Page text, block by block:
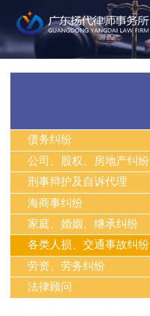
债务纠纷
公司、股权、房地产纠纷
刑事辩护及自诉代理
海商事纠纷
家庭、婚姻、继承纠纷
各类人损、交通事故纠纷
劳资、劳务纠纷
法律顾问